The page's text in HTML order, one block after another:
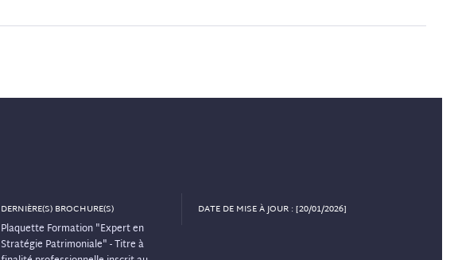
DERNIÈRE(S) BROCHURE(S)
Plaquette Formation "Expert en
Stratégie Patrimoniale" - Titre à
DATE DE MISE À JOUR : [20/01/2026]